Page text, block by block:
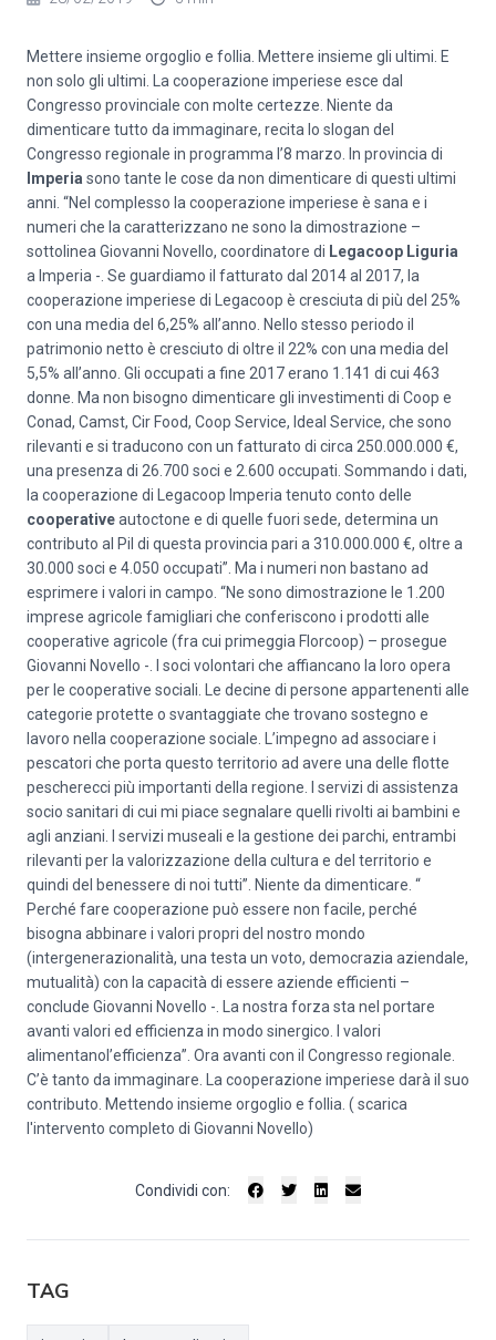
Mettere insieme orgoglio e follia. Mettere insieme gli ultimi. E
non solo gli ultimi. La cooperazione imperiese esce dal
Congresso provinciale con molte certezze. Niente da
dimenticare tutto da immaginare, recita lo slogan del
Congresso regionale in programma l’8 marzo. In provincia di
Imperia sono tante le cose da non dimenticare di questi ultimi
anni. “Nel complesso la cooperazione imperiese è sana e i
numeri che la caratterizzano ne sono la dimostrazione –
sottolinea Giovanni Novello, coordinatore di Legacoop Liguria
a Imperia -. Se guardiamo il fatturato dal 2014 al 2017, la
cooperazione imperiese di Legacoop è cresciuta di più del 25%
con una media del 6,25% all’anno. Nello stesso periodo il
patrimonio netto è cresciuto di oltre il 22% con una media del
5,5% all’anno. Gli occupati a fine 2017 erano 1.141 di cui 463
donne. Ma non bisogno dimenticare gli investimenti di Coop e
Conad, Camst, Cir Food, Coop Service, Ideal Service, che sono
rilevanti e si traducono con un fatturato di circa 250.000.000 €,
una presenza di 26.700 soci e 2.600 occupati. Sommando i dati,
la cooperazione di Legacoop Imperia tenuto conto delle
cooperativeautoctone e di quelle fuori sede, determina un
contributo al Pil di questa provincia pari a 310.000.000 €, oltre a
30.000 soci e 4.050 occupati”. Ma i numeri non bastano ad
esprimere i valori in campo. “Ne sono dimostrazione le 1.200
imprese agricole famigliari che conferiscono i prodotti alle
cooperative agricole (fra cui primeggia Florcoop) – prosegue
Giovanni Novello -. I soci volontari che affiancano la loro opera
per le cooperative sociali. Le decine di persone appartenenti alle
categorie protette o svantaggiate che trovano sostegno e
lavoro nella cooperazione sociale. L’impegno ad associare i
pescatori che porta questo territorio ad avere una delle flotte
pescherecci più importanti della regione. I servizi di assistenza
socio sanitari di cui mi piace segnalare quelli rivolti ai bambini e
agli anziani. I servizi museali e la gestione dei parchi, entrambi
rilevanti per la valorizzazione della cultura e del territorio e
quindi del benessere di noi tutti”. Niente da dimenticare. “
Perché fare cooperazione può essere non facile, perché
bisogna abbinare i valori propri del nostro mondo
(intergenerazionalità, una testa un voto, democrazia aziendale,
mutualità) con la capacità di essere aziende efficienti –
conclude Giovanni Novello -. La nostra forza sta nel portare
avanti valori ed efficienza in modo sinergico. I valori
alimentanol’efficienza”. Ora avanti con il Congresso regionale.
C’è tanto da immaginare. La cooperazione imperiese darà il suo
contributo. Mettendo insieme orgoglio e follia. ( scarica
l'intervento completo di Giovanni Novello)
Condividi con:
TAG